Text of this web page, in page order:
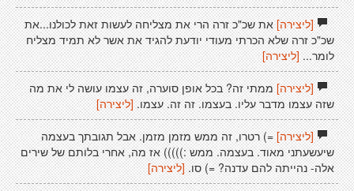
[ליצירה]את שכ"כ זרה הרי את מצליחה לעשות זאת לכולנו...את
שכ"כ זרה שלא הכרתי מעודי יודעת להגיד את אשר לא תמיד מצליח
לומר...[ליצירה]
[ליצירה]ממתי זה? בכל אופן סוערה, זה עצמו עושה לי את מה
שזה עצמו מדבר עליו. בעצמו. זה זה. עצמו.[ליצירה]
[ליצירה]=) רטרו, זה ממש מזמן מזמן. אבל תגובתך בעצמה
שיעשעתני מאוד. בעצמה. ממש :))))) אז מה, אחרי בלותם של שירים
אלה- נהייתה להם עדנה? =) סו.[ליצירה]